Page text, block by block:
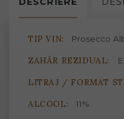
TIP VIN: Prosecco
ZAHĂR REZIDUAL:
LITRAJ / FORMAT
ALCOOL: 11%